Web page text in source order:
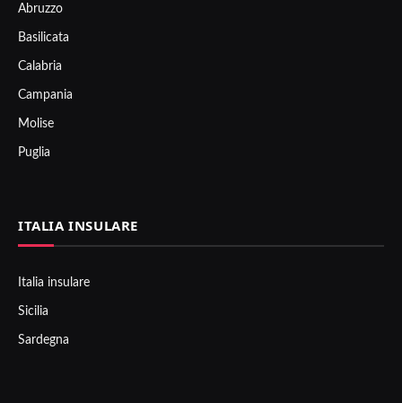
Abruzzo
Basilicata
Calabria
Campania
Molise
Puglia
ITALIA INSULARE
Italia insulare
Sicilia
Sardegna